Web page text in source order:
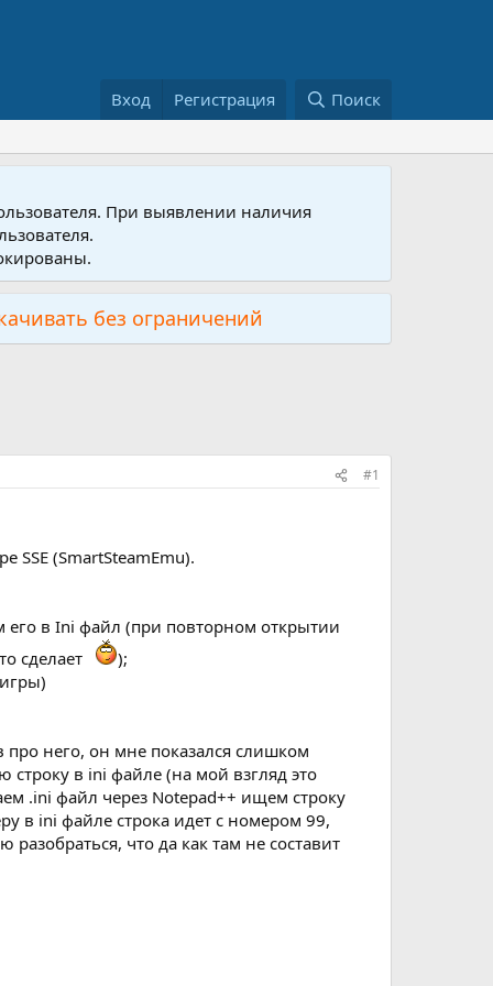
Вход Регистрация Поиск
При выявлении наличия
без ограничений
#1
(SmartSteamEmu).
в Ini файл (при повторном открытии
сделает
);
него, он мне показался слишком
в ini файле (на мой взгляд это
.ini файл через Notepad++ ищем строку
в ini файле строка идет с номером 99,
что да как там не составит